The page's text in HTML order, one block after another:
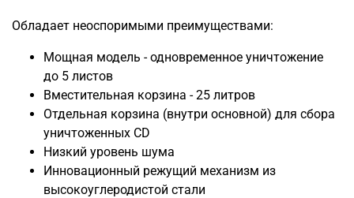
Обладает неоспоримыми преимуществами:
Мощная модель - одновременное уничтожение
до 5 листов
Вместительная корзина - 25 литров
Отдельная корзина (внутри основной) для сбора
уничтоженных CD
Низкий уровень шума
Инновационный режущий механизм из
высокоуглеродистой стали